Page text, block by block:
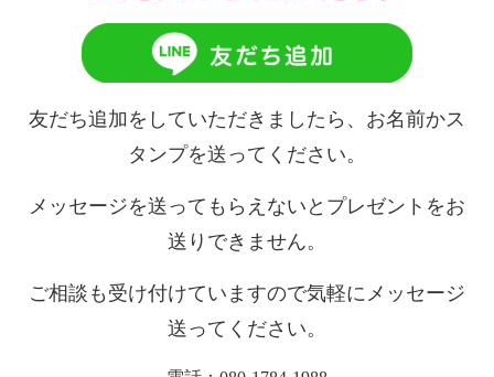
友だち追加をしていただきましたら、お名前かス
タンプを送ってください。
メッセージを送ってもらえないとプレゼントをお
送りできません。
ご相談も受け付けていますので気軽にメッセージ
送ってください。